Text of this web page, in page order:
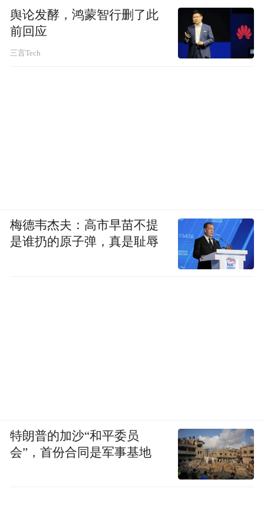
舆论发酵，鸿蒙智行删了此
前回应
三言Tech
梅德韦杰夫：高市早苗不提
是谁扔的原子弹，真是耻辱
特朗普的加沙“和平委员
会”，首份合同是军事基地